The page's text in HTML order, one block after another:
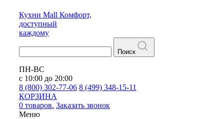
Кухни Mall Комфорт,
доступный
каждому
Поиск
ПН-ВС
с 10:00 до 20:00
8 (800) 302-77-06 8 (499) 348-15-11
КОРЗИНА
0 товаров. Заказать звонок
Меню